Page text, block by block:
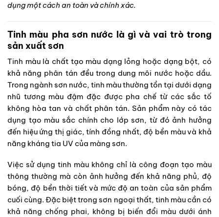
dụng một cách an toàn và chính xác.
Tinh màu pha sơn nước là gì và vai trò trong
sản xuất sơn
Tinh màu là chất tạo màu dạng lỏng hoặc dạng bột, có
khả năng phân tán đều trong dung môi nước hoặc dầu.
Trong ngành sơn nước, tinh màu thường tồn tại dưới dạng
nhũ tương màu đậm đặc được pha chế từ các sắc tố
không hòa tan và chất phân tán. Sản phẩm này có tác
dụng tạo màu sắc chính cho lớp sơn, từ đó ảnh hưởng
đến hiệu ứng thị giác, tính đồng nhất, độ bền màu và khả
năng kháng tia UV của màng sơn.
Việc sử dụng tinh màu không chỉ là công đoạn tạo màu
thông thường mà còn ảnh hưởng đến khả năng phủ, độ
bóng, độ bền thời tiết và mức độ an toàn của sản phẩm
cuối cùng. Đặc biệt trong sơn ngoại thất, tinh màu cần có
khả năng chống phai, không bị biến đổi màu dưới ánh